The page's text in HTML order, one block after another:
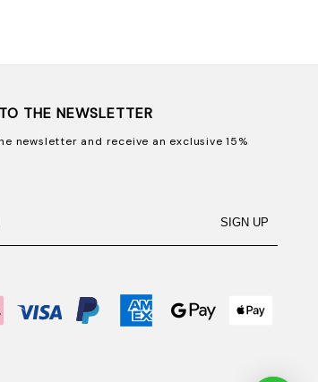
THE NEWSLETTER
newsletter and receive an exclusive 15%
SIGN UP